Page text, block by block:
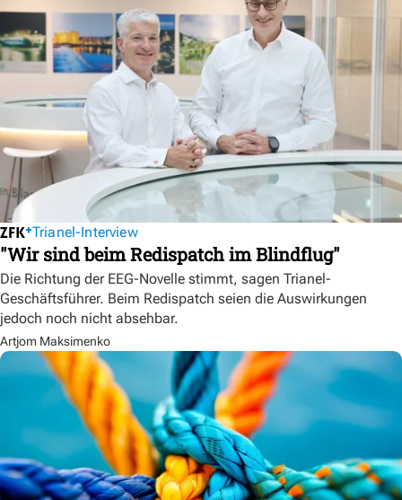
Trianel-Interview
"Wir sind beim Redispatch im Blindflug"
Die Richtung der EEG-Novelle stimmt, sagen Trianel-
Geschäftsführer. Beim Redispatch seien die Auswirkungen
jedoch noch nicht absehbar.
Artjom Maksimenko